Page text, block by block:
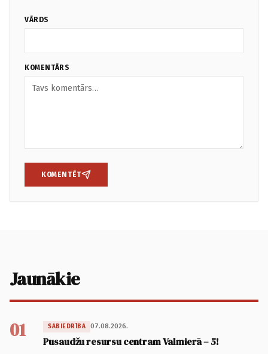
VĀRDS
KOMENTĀRS
KOMENTĒT
Jaunākie
01 SABIEDRĪBA 07.08.2026.
Pusaudžu resursu centram Valmierā – 5!